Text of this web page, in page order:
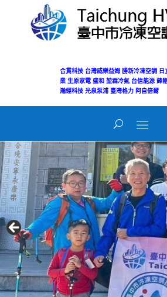
合貫科技 台灣威樂益姆 勝新冷凍空調 日
業 生原家電 盛和 堃霖冷氣 台信能源 鋒
瀚經科技 光泉泵浦 臺灣格力 阿自倍爾
Total